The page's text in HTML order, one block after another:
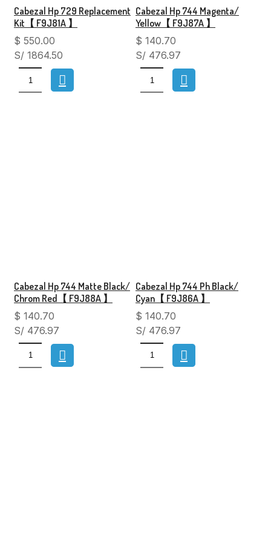
Cabezal Hp 729 Replacement
Kit【 F9J81A 】
$ 550.00
S/ 1864.50
Cabezal Hp 744 Magenta/
Yellow【 F9J87A 】
$ 140.70
S/ 476.97
Cabezal Hp 744 Matte Black/
Chrom Red【 F9J88A 】
$ 140.70
S/ 476.97
Cabezal Hp 744 Ph Black/
Cyan【 F9J86A 】
$ 140.70
S/ 476.97